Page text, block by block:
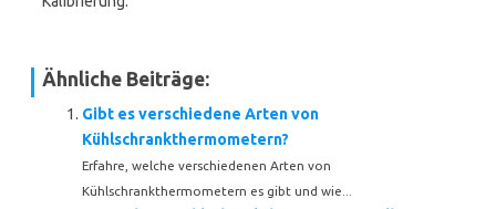
Ähnliche Beiträge:
Gibt es verschiedene Arten von
Kühlschrankthermometern?
Erfahre, welche verschiedenen Arten von
Kühlschrankthermometern es gibt und wie...